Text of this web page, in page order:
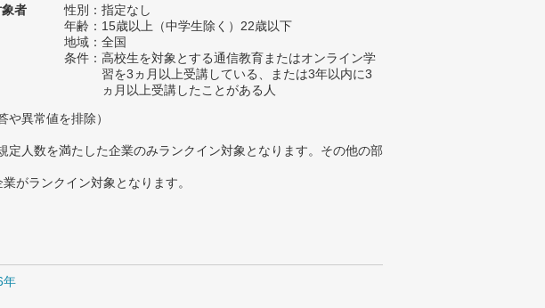
者
性別：指定なし
年齢：15歳以上（中学生除く）22歳以下
地域：全国
条件：高校生を対象とする通信教育またはオンライン学
習を3ヵ月以上受講している、または3年以内に3
ヵ月以上受講したことがある人
異常値を排除）
人数を満たした企業のみランクイン対象となります。その他の部
がランクイン対象となります。
年